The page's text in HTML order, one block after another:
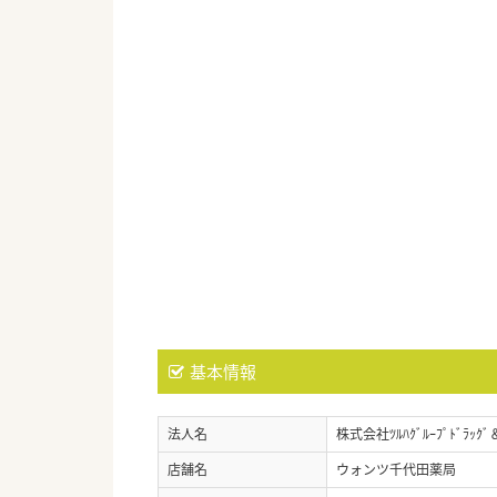
基本情報
法人名
株式会社ﾂﾙﾊｸﾞﾙｰﾌﾟﾄﾞﾗｯｸﾞ
店舗名
ウォンツ千代田薬局